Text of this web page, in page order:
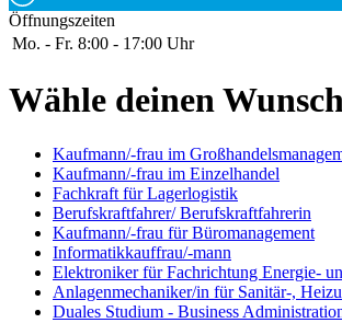
Öffnungszeiten
Mo. - Fr. 8:00 - 17:00 Uhr
Wähle deinen
Kaufmann/-frau im
Kaufmann/-frau im Einzelhandel
Fachkraft für Lagerlogistik
Berufskraftfahrer/ Berufskraftfahrerin
Kaufmann/-frau für Büromanagement
Informatikkauffrau/-mann
Elektroniker für Fachrichtung Energie-
Anlagenmechaniker/in für Sanitär-,
Duales Studium - Business